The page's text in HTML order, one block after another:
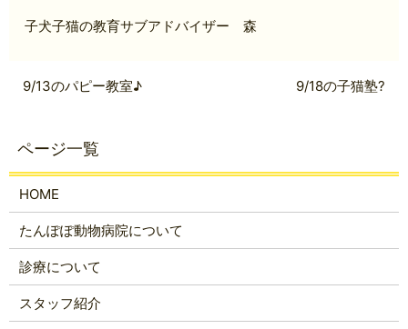
子犬子猫の教育サブアドバイザー 森
9/13のパピー教室♪ 9/18の子猫塾?
HOME
たんぽぽ動物病院について
診療について
スタッフ紹介